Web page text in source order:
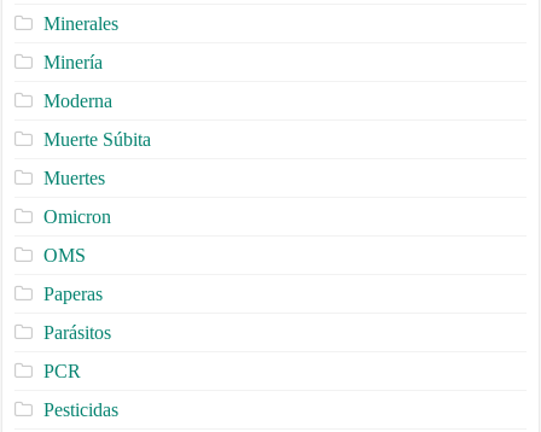
Minerales
Minería
Moderna
Muerte Súbita
Muertes
Omicron
OMS
Paperas
Parásitos
PCR
Pesticidas